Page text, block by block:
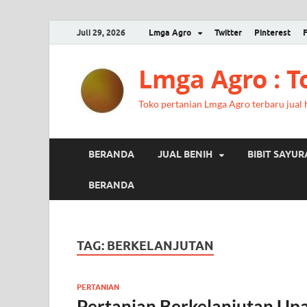
Juli 29, 2026 Lmga Agro Twitter Pinterest
Lmga Agro :
Toko pertanian Lmga Agro terbaru
BERANDA JUAL BENIH BIBIT
BERANDA
TAG: BERKELANJUTAN
PERTANIAN